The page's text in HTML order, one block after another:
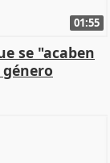
01:55
se "acaben